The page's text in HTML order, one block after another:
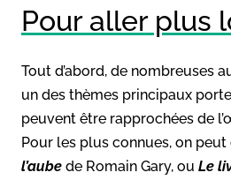
Pour aller plus
Tout d’abord, de nombreuses
un des thèmes principaux
peuvent être rapprochées de
Pour les plus connues, on
l’aube de Romain Gary, ou Le